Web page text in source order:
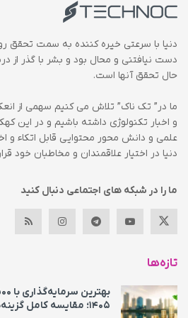
دنیا با سرعتی خیره کننده به سمت تحقق
دست نیافتنی و محال بود و بشر با گذر از
حال تحقق آنها است.
ما در” تک ناک” تلاش می کنیم سهمی از
و اخبار تکنولوژی داشته باشیم و در این
علمی و دانش محور محتوایی قابل اتکاء و
دنیا در اختیار علاقمندان و مخاطبان خود
ما را در شبکه های اجتماعی دنبال کنید
تازه‌ها
۱۴۰۵؛ مقایسه کامل گزینه‌های سودآور